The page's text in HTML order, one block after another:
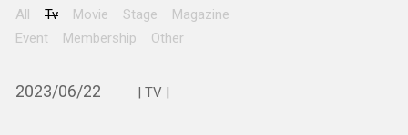
All Tv Movie Stage
Magazine
Event
Membership Other
2023/06/22 | TV |